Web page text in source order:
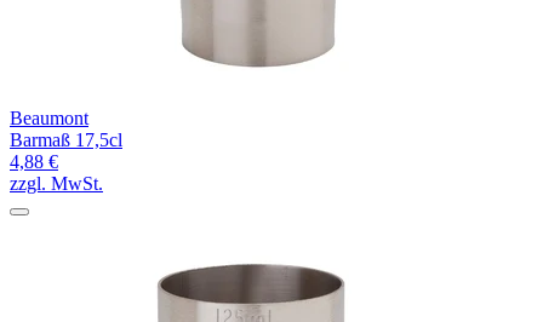
Beaumont
Barmaß 17,5cl
4,88 €
zzgl. MwSt.